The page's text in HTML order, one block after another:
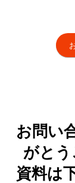
お問い
がとう
資料は